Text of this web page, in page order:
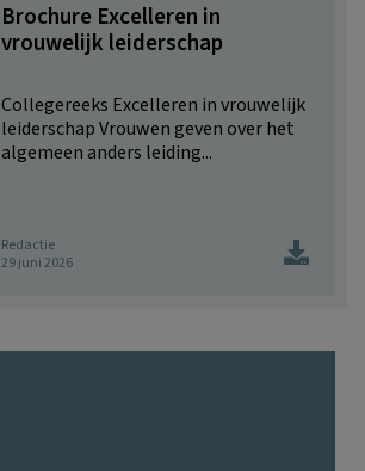
Brochure Excelleren in
vrouwelijk leiderschap
Collegereeks Excelleren in vrouwelijk
leiderschap Vrouwen geven over het
algemeen anders leiding...
Redactie
29 juni 2026